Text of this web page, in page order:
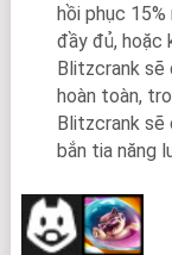
hồi phục 15%
đầy đủ, hoặc
Blitzcrank sẽ
hoàn toàn,
Blitzcrank sẽ
bắn tia năng